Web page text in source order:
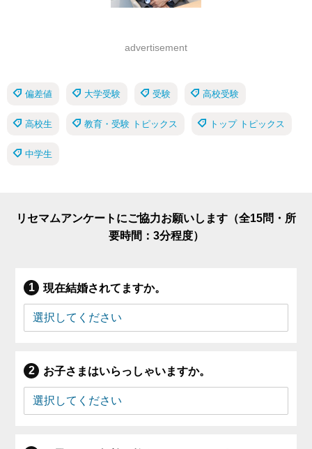
advertisement
偏差値 大学受験 受験 高校受験
高校生 教育・受験 トピックス トップ トピックス
中学生
リセマムアンケートにご協力お願いします（全15問・所
要時間：3分程度）
現在結婚されてますか。
お子さまはいらっしゃいますか。